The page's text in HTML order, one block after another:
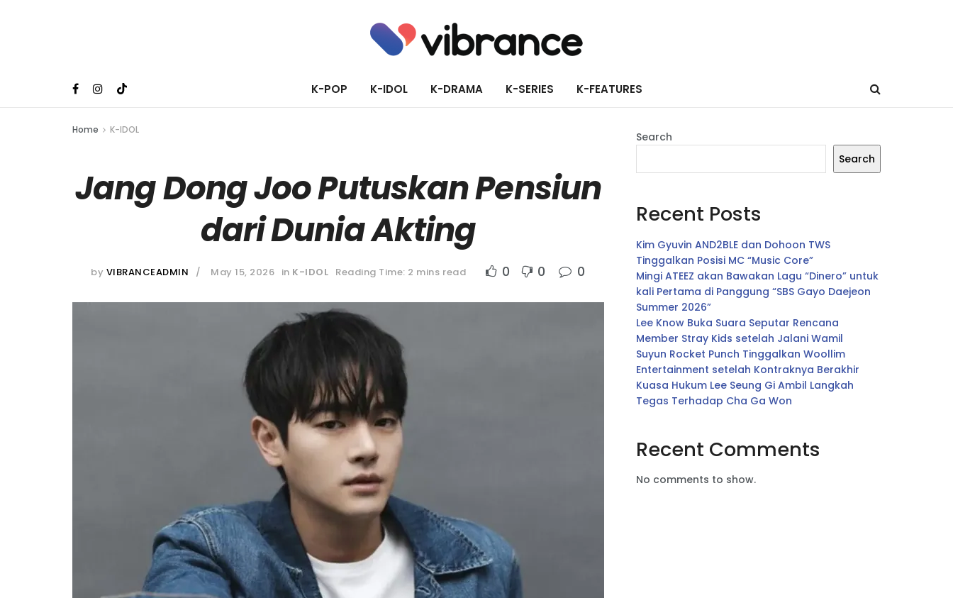
K-POP K-IDOL K-DRAMA K-SERIES K-FEATURES
Home K-IDOL
Jang Dong Joo Putuskan Pensiun
dari Dunia Akting
by VIBRANCEADMIN May 15, 2026 in K-IDOL Reading Time: 2 mins read 0 0 0
Search
Search
Recent Posts
Kim Gyuvin AND2BLE dan Dohoon TWS
Tinggalkan Posisi MC “Music Core”
Mingi ATEEZ akan Bawakan Lagu “Dinero” untuk
kali Pertama di Panggung “SBS Gayo Daejeon
Summer 2026”
Lee Know Buka Suara Seputar Rencana
Member Stray Kids setelah Jalani Wamil
Suyun Rocket Punch Tinggalkan Woollim
Entertainment setelah Kontraknya Berakhir
Kuasa Hukum Lee Seung Gi Ambil Langkah
Tegas Terhadap Cha Ga Won
Recent Comments
No comments to show.